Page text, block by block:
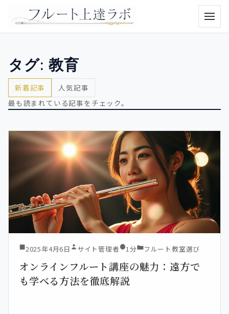
メニ
タグ: 教育
新着記事
人気記事
最も読まれている記事をチェック。
2025年4月6日 サイト管理者 1分 フルート教室選び
オンラインフルート講座の魅力：遠方で
も学べる方法を徹底解説